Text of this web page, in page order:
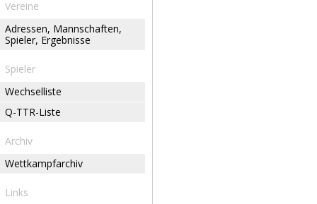
Vereine
Adressen, Mannschaften,
Spieler, Ergebnisse
Spieler
Wechselliste
Q-TTR-Liste
Archiv
Wettkampfarchiv
Links